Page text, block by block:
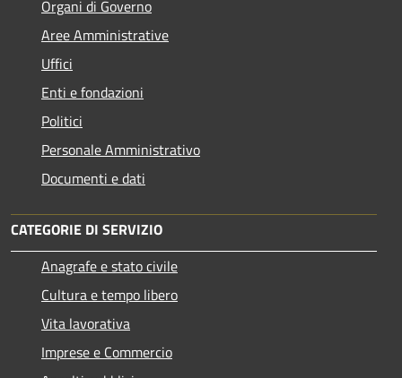
Organi di Governo
Aree Amministrative
Uffici
Enti e fondazioni
Politici
Personale Amministrativo
Documenti e dati
CATEGORIE DI SERVIZIO
Anagrafe e stato civile
Cultura e tempo libero
Vita lavorativa
Imprese e Commercio